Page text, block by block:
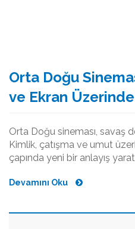
Orta Doğu
ve Ekran
Orta Doğu sineması, savaş
Kimlik, çatışma ve umut
çapında yeni bir anlayış
Devamını Oku